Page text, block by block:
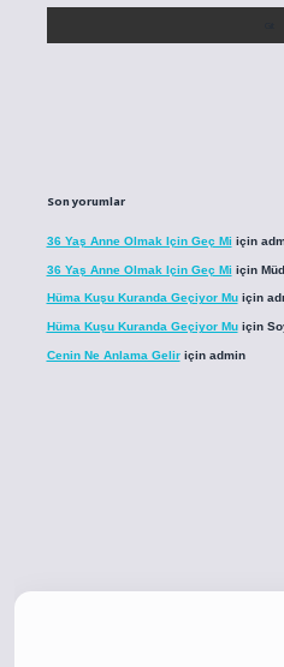
Son yorumlar
36 Yaş Anne Olmak Için Geç Mi için
36 Yaş Anne Olmak Için Geç Mi için
Hüma Kuşu Kuranda Geçiyor Muiçin
Hüma Kuşu Kuranda Geçiyor Muiçin
Cenin Ne Anlama Geliriçin admin